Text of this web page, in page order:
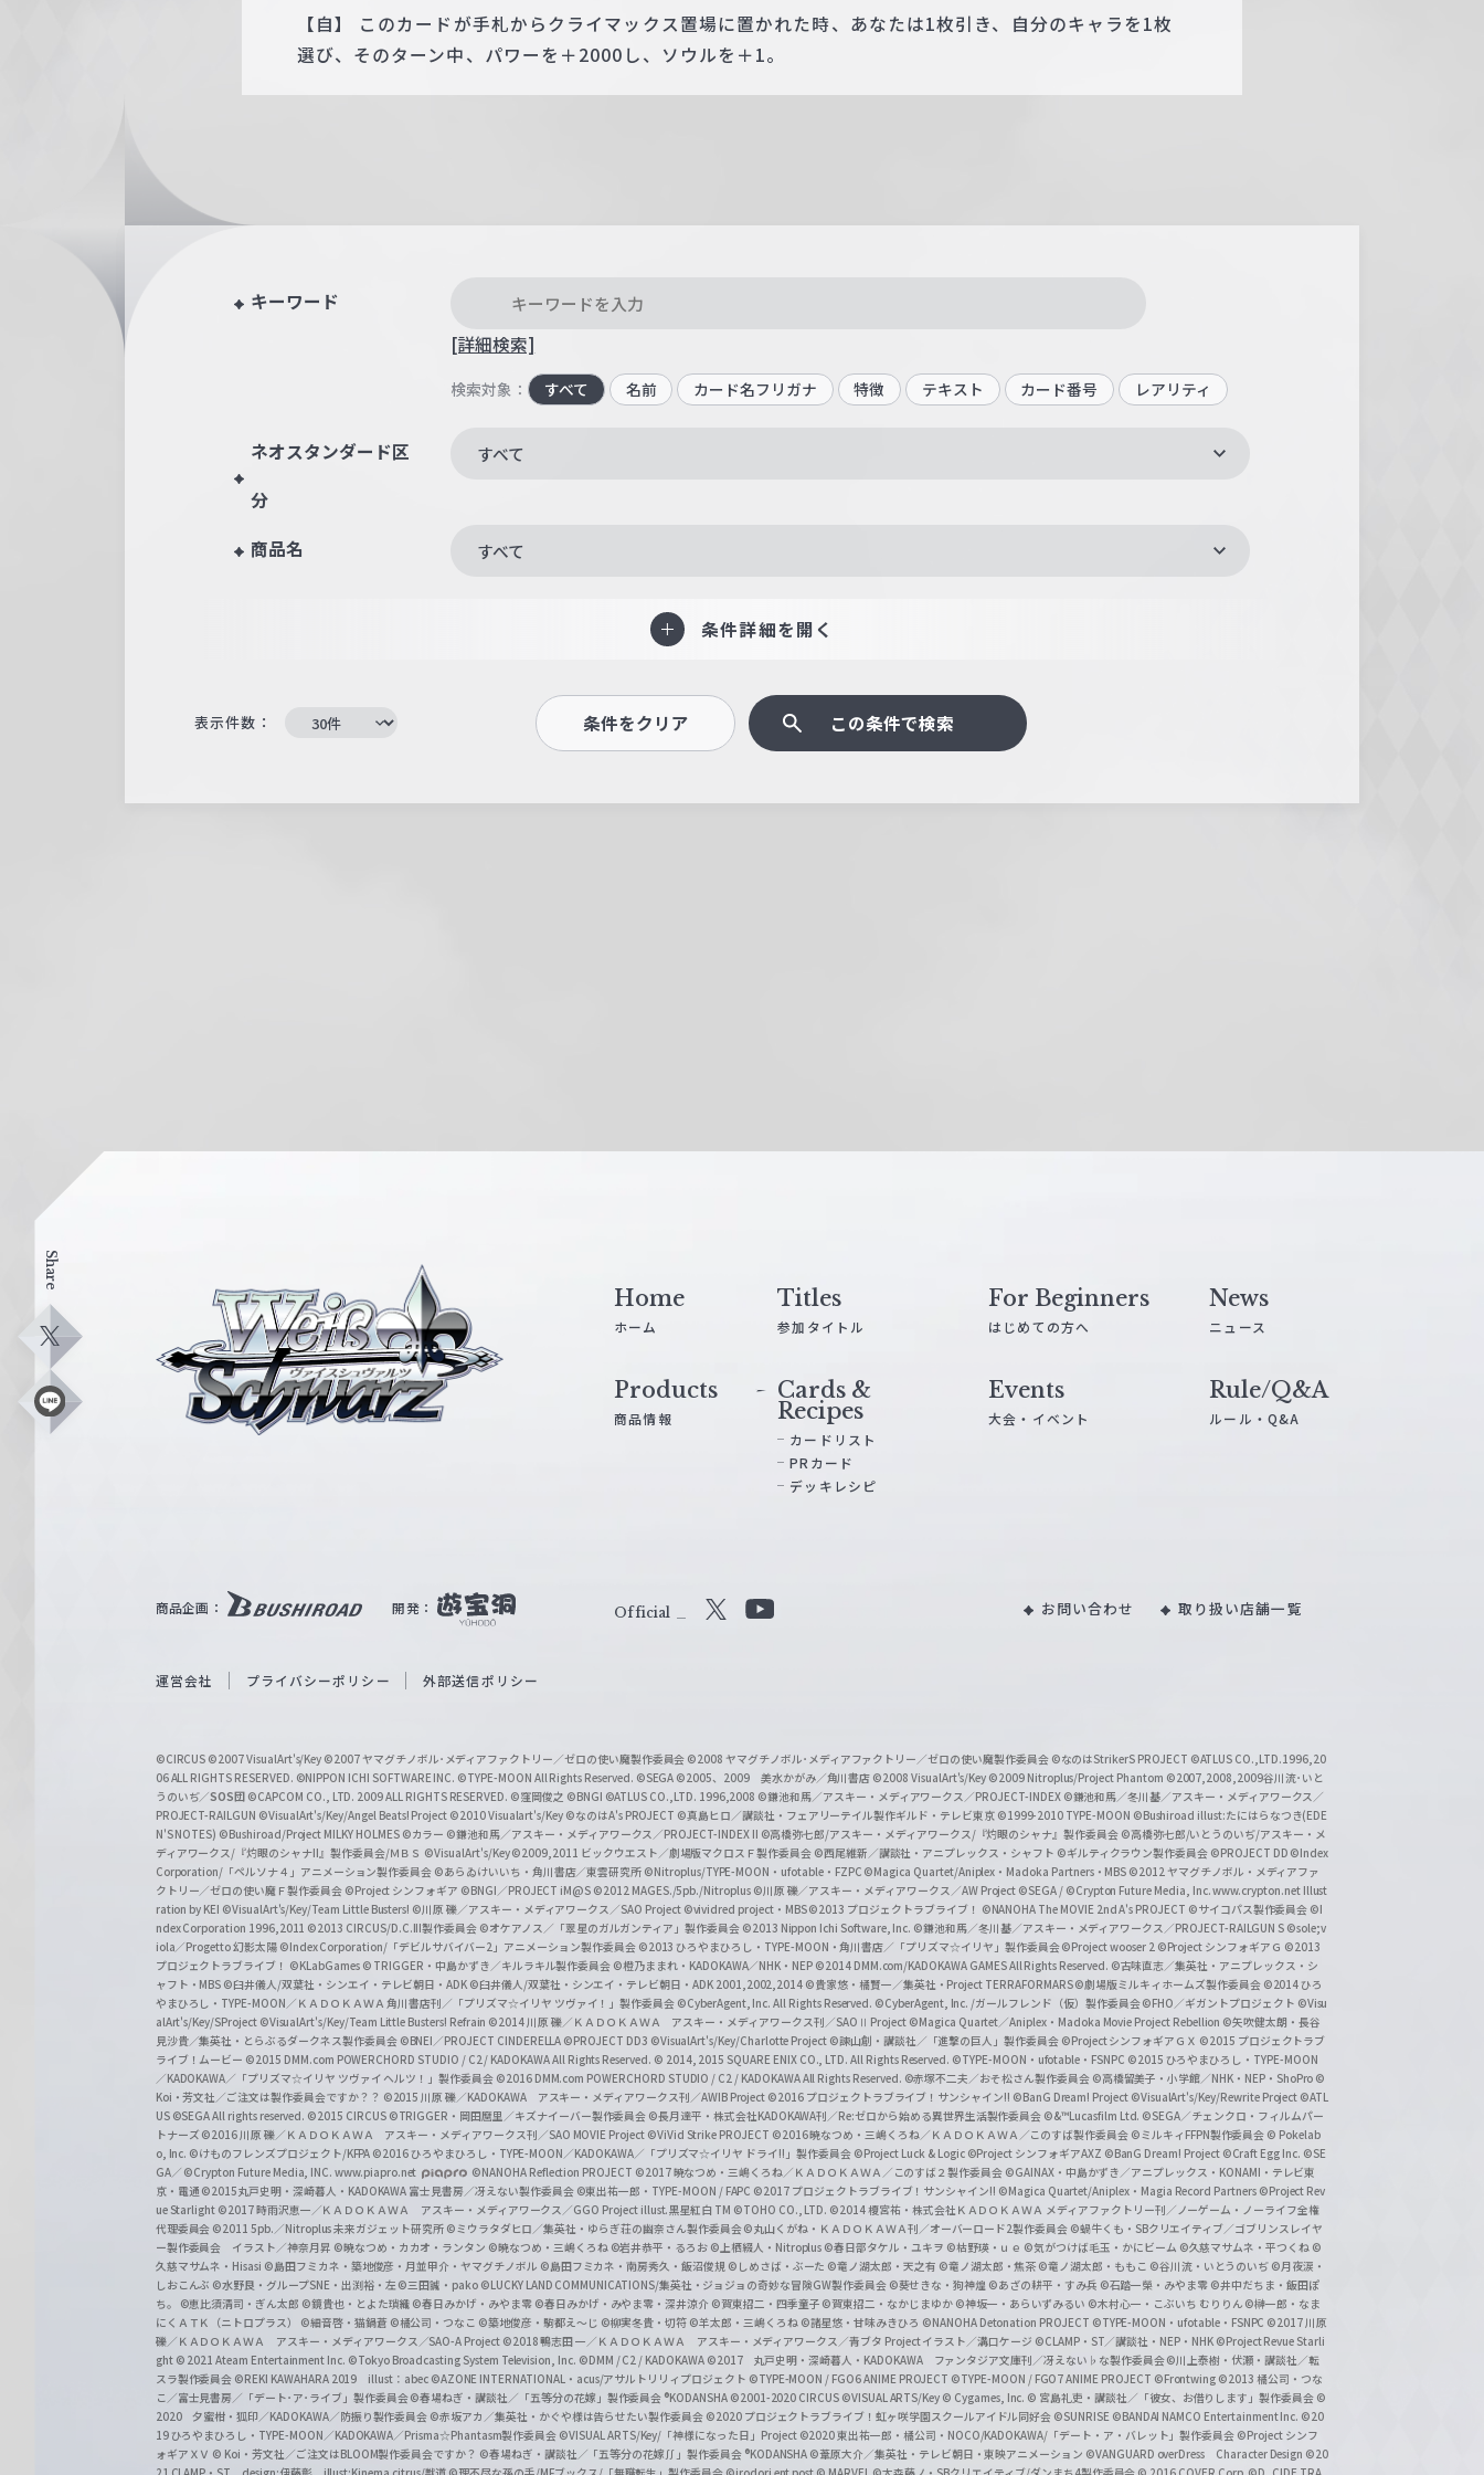
【自】 このカードが手札からクライマックス置場に置かれた時、あなたは1枚引き、自分のキャラを1枚
選び、そのターン中、パワーを＋2000し、ソウルを＋1。
キーワード
[詳細検索]
検索対象： すべて 名前 カード名フリガナ 特徴 テキスト カード番号 レアリティ
ネオスタンダード区
分
すべて
商品名 すべて
条件詳細を開く
表示件数： 条件をクリア この条件で検索
Share
X
L
ス
W
i
c
h
w
a
r
z
Home
ホーム
Titles
参加タイトル
For Beginners
はじめての方へ
News
ニュース
Products
商品情報
Cards &
Recipes
カードリスト
PRカード
デッキレシピ
Events
大会・イベント
Rule/Q&A
ルール・Q&A
商品企画： 開発： Official
Y
b
e
O
f
f
i
c
i
a
l
C
h
a
n
n
e
l
お問い合わせ 取り扱い店舗一覧
運営会社 プライバシーポリシー 外部送信ポリシー
©CIRCUS ©2007 VisualArt's/Key ©2007 ヤマグチノボル･メディアファクトリー／ゼロの使い魔製作委員会 ©2008 ヤマグチノボル･メディアファクトリー／ゼロの使い魔製作委員会 ©なのはStrikerS PROJECT ©ATLUS CO.,LTD.1996,20
06 ALL RIGHTS RESERVED. ©NIPPON ICHI SOFTWARE INC. ©TYPE-MOON All Rights Reserved. ©SEGA ©2005、2009 美水かがみ／角川書店 ©2008 VisualArt's/Key ©2009 Nitroplus/Project Phantom ©2007,2008,2009谷川流･いと
うのいぢ／SOS団 ©CAPCOM CO., LTD. 2009 ALL RIGHTS RESERVED. ©窪岡俊之 ©BNGI ©ATLUS CO.,LTD. 1996,2008 ©鎌池和馬／アスキー・メディアワークス／PROJECT-INDEX ©鎌池和馬／冬川基／アスキー・メディアワークス／
PROJECT-RAILGUN ©VisualArt's/Key/Angel Beats! Project ©2010 Visualart's/Key ©なのはA's PROJECT ©真島ヒロ／講談社・フェアリーテイル製作ギルド・テレビ東京 ©1999-2010 TYPE-MOON ©Bushiroad illust:たにはらなつき(EDE
N'S NOTES) ©Bushiroad/Project MILKY HOLMES ©カラー ©鎌池和馬／アスキー・メディアワークス／PROJECT-INDEX II ©高橋弥七郎/アスキー・メディアワークス/『灼眼のシャナ』製作委員会 ©高橋弥七郎/いとうのいぢ/アスキー・メ
ディアワークス/『灼眼のシャナII』製作委員会/ＭＢＳ ©VisualArt's/Key©2009,2011 ビックウエスト／劇場版マクロスＦ製作委員会 ©西尾維新／講談社・アニプレックス・シャフト ©ギルティクラウン製作委員会 ©PROJECT DD ©Index
Corporation/「ペルソナ４」アニメーション製作委員会 ©あらゐけいいち・角川書店／東雲研究所 ©Nitroplus/TYPE-MOON・ufotable・FZPC ©Magica Quartet/Aniplex・Madoka Partners・MBS ©2012 ヤマグチノボル・メディアファ
クトリー／ゼロの使い魔Ｆ製作委員会 ©Project シンフォギア ©BNGI／PROJECT iM@S ©2012 MAGES./5pb./Nitroplus ©川原 礫／アスキー・メディアワークス／AW Project ©SEGA / ©Crypton Future Media, Inc. www.crypton.net Illust
ration by KEI ©VisualArt's/Key/Team Little Busters! ©川原 礫／アスキー・メディアワークス／SAO Project ©vividred project・MBS ©2013 プロジェクトラブライブ！ ©NANOHA The MOVIE 2nd A's PROJECT ©サイコパス製作委員会 ©I
ndex Corporation 1996,2011 ©2013 CIRCUS/D.C.III製作委員会 ©オケアノス／「翠星のガルガンティア」製作委員会 ©2013 Nippon Ichi Software, Inc. ©鎌池和馬／冬川基／アスキー・メディアワークス／PROJECT-RAILGUN S ©sole;v
iola／Progetto 幻影太陽 ©Index Corporation/「デビルサバイバー2」アニメーション製作委員会 ©2013 ひろやまひろし・TYPE-MOON・角川書店／「プリズマ☆イリヤ」製作委員会©Project wooser 2 ©Project シンフォギアＧ ©2013
プロジェクトラブライブ！ ©KLabGames © TRIGGER・中島かずき／キルラキル製作委員会 ©橙乃ままれ・KADOKAWA／NHK・NEP ©2014 DMM.com/KADOKAWA GAMES All Rights Reserved. ©古味直志／集英社・アニプレックス・シ
ャフト・MBS ©臼井儀人/双葉社・シンエイ・テレビ朝日・ADK ©臼井儀人/双葉社・シンエイ・テレビ朝日・ADK 2001,2002,2014 ©貴家悠・橘賢一／集英社・Project TERRAFORMARS©劇場版ミルキィホームズ製作委員会 ©2014 ひろ
やまひろし・TYPE-MOON／ＫＡＤＯＫＡＷＡ 角川書店刊／「プリズマ☆イリヤ ツヴァイ！」製作委員会 ©CyberAgent, Inc. All Rights Reserved. ©CyberAgent, Inc. /ガールフレンド（仮）製作委員会©FHO／ギガントプロジェクト ©Visu
alArt's/Key/SProject ©VisualArt's/Key/Team Little Busters! Refrain ©2014 川原 礫／ＫＡＤＯＫＡＷＡ アスキー・メディアワークス刊／SAOⅡ Project ©Magica Quartet／Aniplex・Madoka Movie Project Rebellion ©矢吹健太朗・長谷
見沙貴／集英社・とらぶるダークネス製作委員会 ©BNEI／PROJECT CINDERELLA ©PROJECT DD3 ©VisualArt's/Key/Charlotte Project ©諫山創・講談社／「進撃の巨人」製作委員会 ©Project シンフォギアＧＸ ©2015 プロジェクトラブ
ライブ！ムービー ©2015 DMM.com POWERCHORD STUDIO / C2 / KADOKAWA All Rights Reserved. © 2014, 2015 SQUARE ENIX CO., LTD. All Rights Reserved. ©TYPE-MOON・ufotable・FSNPC ©2015 ひろやまひろし・TYPE-MOON
／KADOKAWA／「プリズマ☆イリヤ ツヴァイ ヘルツ！」製作委員会 ©2016 DMM.com POWERCHORD STUDIO / C2 / KADOKAWA All Rights Reserved. ©赤塚不二夫／おそ松さん製作委員会 ©高橋留美子・小学館／NHK・NEP・ShoPro ©
Koi・芳文社／ご注文は製作委員会ですか？？ ©2015 川原 礫／KADOKAWA アスキー・メディアワークス刊／AWIB Project ©2016 プロジェクトラブライブ！サンシャイン!! ©BanG Dream! Project ©VisualArt's/Key/Rewrite Project ©ATL
US ©SEGA All rights reserved. ©2015 CIRCUS ©TRIGGER・岡田麿里／キズナイーバー製作委員会 ©長月達平・株式会社KADOKAWA刊／Re:ゼロから始める異世界生活製作委員会 ©&™Lucasfilm Ltd. ©SEGA／チェンクロ・フィルムパー
トナーズ©2016 川原 礫／ＫＡＤＯＫＡＷＡ アスキー・メディアワークス刊／SAO MOVIE Project ©ViVid Strike PROJECT ©2016 暁なつめ・三嶋くろね／ＫＡＤＯＫＡＷＡ／このすば製作委員会 ©ミルキィFFPN製作委員会 © Pokelab
o, Inc. ©けものフレンズプロジェクト/KFPA ©2016 ひろやまひろし・TYPE-MOON／KADOKAWA／「プリズマ☆イリヤ ドライ!!」製作委員会 ©Project Luck & Logic ©Project シンフォギアAXZ ©BanG Dream! Project ©Craft Egg Inc. ©SE
GA／ ©Crypton Future Media, INC. www.piapro.net
©NANOHA Reflection PROJECT ©2017 暁なつめ・三嶋くろね／ＫＡＤＯＫＡＷＡ／このすば２製作委員会 ©GAINAX・中島かずき／アニプレックス・KONAMI・テレビ東
京・電通 ©2015丸戸史明・深崎暮人・KADOKAWA 富士見書房／冴えない製作委員会 ©東出祐一郎・TYPE-MOON / FAPC ©2017 プロジェクトラブライブ！サンシャイン!! ©Magica Quartet/Aniplex・Magia Record Partners ©Project Rev
ue Starlight ©2017 時雨沢恵一／ＫＡＤＯＫＡＷＡ アスキー・メディアワークス／GGO Project illust.黒星紅白 TM ©TOHO CO., LTD. ©2014 榎宮祐・株式会社ＫＡＤＯＫＡＷＡ メディアファクトリー刊／ノーゲーム・ノーライフ全権
代理委員会 ©2011 5pb.／Nitroplus 未来ガジェット研究所 ©ミウラタダヒロ／集英社・ゆらぎ荘の幽奈さん製作委員会©丸山くがね・ＫＡＤＯＫＡＷＡ刊／オーバーロード2製作委員会 ©蝸牛くも・SBクリエイティブ／ゴブリンスレイヤ
ー製作委員会 イラスト／神奈月昇 ©暁なつめ・カカオ・ランタン ©暁なつめ・三嶋くろね ©岩井恭平・るろお ©上栖綴人・Nitroplus ©春日部タケル・ユキヲ ©枯野瑛・ｕｅ ©気がつけば毛玉・かにビーム ©久慈マサムネ・平つくね ©
久慈マサムネ・Hisasi ©島田フミカネ・築地俊彦・月並甲介・ヤマグチノボル ©島田フミカネ・南房秀久・飯沼俊規 ©しめさば・ぶーた ©竜ノ湖太郎・天之有 ©竜ノ湖太郎・焦茶 ©竜ノ湖太郎・ももこ ©谷川流・いとうのいぢ ©月夜涙・
しおこんぶ ©水野良・グループSNE・出渕裕・左©三田誠・pako ©LUCKY LAND COMMUNICATIONS/集英社・ジョジョの奇妙な冒険GW製作委員会 ©葵せきな・狗神煌 ©あざの耕平・すみ兵 ©石踏一榮・みやま零 ©井中だちま・飯田ぽ
ち。
©恵比須清司・ぎん太郎 ©鏡貴也・とよた瑣織 ©春日みかげ・みやま零 ©春日みかげ・みやま零・深井涼介 ©賀東招二・四季童子 ©賀東招二・なかじまゆか ©神坂一・あらいずみるい ©木村心一・こぶいち むりりん ©榊一郎・なま
にくＡＴＫ（ニトロプラス） ©細音啓・猫鍋蒼 ©橘公司・つなこ ©築地俊彦・駒都え～じ ©柳実冬貴・切符 ©羊太郎・三嶋くろね ©諸星悠・甘味みきひろ ©NANOHA Detonation PROJECT ©TYPE-MOON・ufotable・FSNPC ©2017 川原
礫／ＫＡＤＯＫＡＷＡ アスキー・メディアワークス／SAO-A Project ©2018 鴨志田 一／ＫＡＤＯＫＡＷＡ アスキー・メディアワークス／青ブタ Project イラスト／溝口ケージ ©CLAMP・ST／講談社・NEP・NHK ©Project Revue Starli
ght © 2021 Ateam Entertainment Inc. ©Tokyo Broadcasting System Television, Inc. ©DMM / C2 / KADOKAWA ©2017 丸戸史明・深崎暮人・KADOKAWA ファンタジア文庫刊／冴えない♭な製作委員会©川上泰樹・伏瀬・講談社／転
スラ製作委員会 ©REKI KAWAHARA 2019 illust：abec ©AZONE INTERNATIONAL・acus/アサルトリリィプロジェクト ©TYPE-MOON / FGO6 ANIME PROJECT ©TYPE-MOON / FGO7 ANIME PROJECT ©Frontwing ©2013 橘公司・つな
こ／富士見書房／「デート･ア･ライブ」製作委員会©春場ねぎ・講談社／「五等分の花嫁」製作委員会 ®KODANSHA ©2001-2020 CIRCUS ©VISUAL ARTS/Key © Cygames, Inc. © 宮島礼吏・講談社／「彼女、お借りします」製作委員会 ©
2020 夕蜜柑・狐印／KADOKAWA／防振り製作委員会 ©赤坂アカ／集英社・かぐや様は告らせたい製作委員会 ©2020 プロジェクトラブライブ！虹ヶ咲学園スクールアイドル同好会 ©SUNRISE ©BANDAI NAMCO Entertainment Inc. ©20
19 ひろやまひろし・TYPE-MOON／KADOKAWA／Prisma☆Phantasm製作委員会 ©VISUAL ARTS/Key/「神様になった日」Project ©2020 東出祐一郎・橘公司・NOCO/KADOKAWA/「デート・ア・バレット」製作委員会 ©Project シンフ
ォギアＸＶ © Koi・芳文社／ご注文はBLOOM製作委員会ですか？ ©春場ねぎ・講談社／「五等分の花嫁∬」製作委員会 ®KODANSHA ©葦原大介／集英社・テレビ朝日・東映アニメーション ©VANGUARD overDress Character Design ©20